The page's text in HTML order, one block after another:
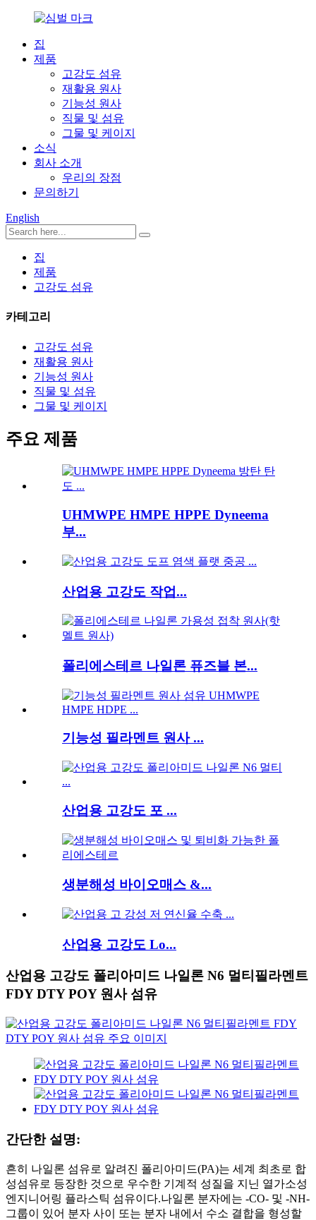
집
제품
고강도 섬유
재활용 원사
기능성 원사
직물 및 섬유
그물 및 케이지
소식
회사 소개
우리의 장점
문의하기
English
집
제품
고강도 섬유
카테고리
고강도 섬유
재활용 원사
기능성 원사
직물 및 섬유
그물 및 케이지
주요 제품
UHMWPE HMPE HPPE Dyneema
부...
산업용 고강도 작업...
폴리에스테르 나일론 퓨즈블 본...
기능성 필라멘트 원사 ...
산업용 고강도 포 ...
생분해성 바이오매스 &...
산업용 고강도 Lo...
산업용 고강도 폴리아미드 나일론 N6 멀티필라멘트
FDY DTY POY 원사 섬유
간단한 설명:
흔히 나일론 섬유로 알려진 폴리아미드(PA)는 세계 최초로 합
성섬유로 등장한 것으로 우수한 기계적 성질을 지닌 열가소성
엔지니어링 플라스틱 섬유이다.나일론 분자에는 -CO- 및 -NH-
그룹이 있어 분자 사이 또는 분자 내에서 수소 결합을 형성할